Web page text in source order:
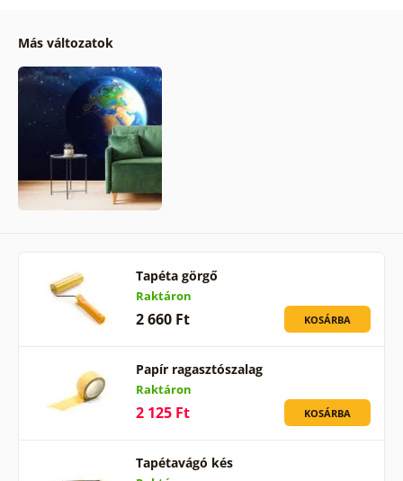
Más változatok
Tapéta görgő
Raktáron
2 660 Ft KOSÁRBA
Papír ragasztószalag
Raktáron
2 125 Ft KOSÁRBA
Tapétavágó kés